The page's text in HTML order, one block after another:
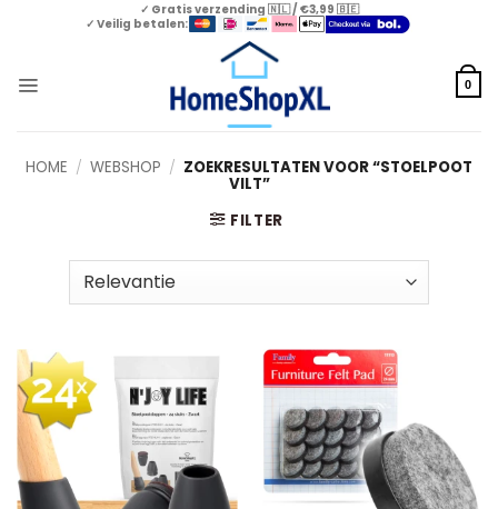
✓ Gratis verzending 🇳🇱 / €3,99 🇧🇪
✓ Veilig betalen:
0
HOME / WEBSHOP / ZOEKRESULTATEN VOOR “STOELPOOT
VILT”
FILTER